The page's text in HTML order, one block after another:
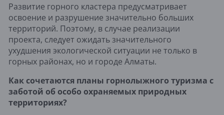
Развитие горного кластера предусматривает
освоение и разрушение значительно больших
территорий. Поэтому, в случае реализации
проекта, следует ожидать значительного
ухудшения экологической ситуации не только в
горных районах, но и городе Алматы.
Как сочетаются планы горнолыжного туризма с
заботой об особо охраняемых природных
территориях?